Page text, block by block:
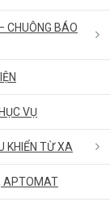
CHUÔNG BÁO
VỤ
KHIỂN TỪ XA
APTOMAT